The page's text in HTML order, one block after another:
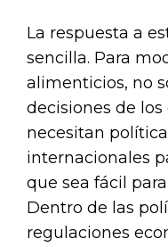
La respuesta a
sencilla. Para
alimenticios, no
decisiones de
necesitan
internacionales
que sea fácil
Dentro de las
regulaciones